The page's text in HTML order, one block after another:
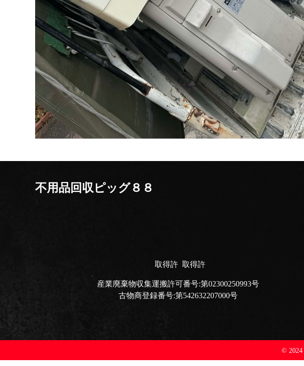
不用品回収ピッグ８８
取得許 取得許
産業廃棄物収集運搬許可番号:第02300250993号
古物商登録番号:第542632207000号
© 2024